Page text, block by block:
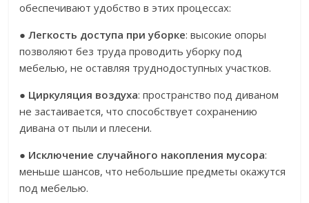
обеспечивают удобство в этих процессах:
●Легкость доступа при уборке: высокие опоры
позволяют без труда проводить уборку под
мебелью, не оставляя труднодоступных участков.
● Циркуляция воздуха: пространство под диваном
не застаивается, что способствует сохранению
дивана от пыли и плесени.
● Исключение случайного накопления мусора:
меньше шансов, что небольшие предметы окажутся
под мебелью.